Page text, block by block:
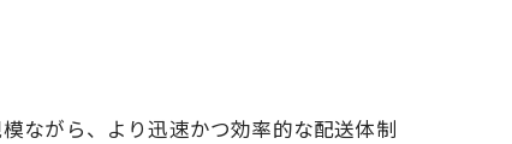
ながら、より迅速かつ効率的な配送体制